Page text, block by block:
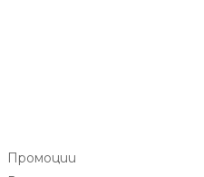
Промоции